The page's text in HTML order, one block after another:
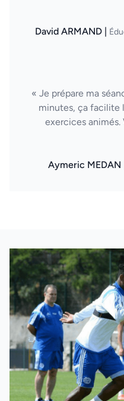
David ARMAND |
« Je prépare ma
minutes, ça facilite
exercices animés.
Aymeric MEDAN